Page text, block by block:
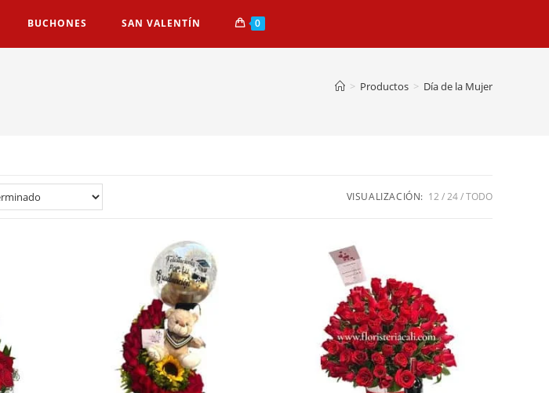
BUCHONES SAN VALENTÍN 0
> Productos > Día de la Mujer
VISUALIZACIÓN: 12 24 TODO